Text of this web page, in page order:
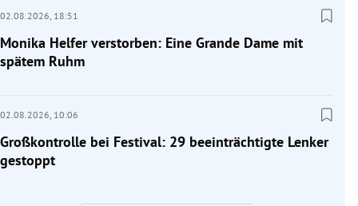
02.08.2026, 18:51
Monika Helfer verstorben: Eine Grande Dame mit
spätem Ruhm
02.08.2026, 10:06
Großkontrolle bei Festival: 29 beeinträchtigte Lenker
gestoppt